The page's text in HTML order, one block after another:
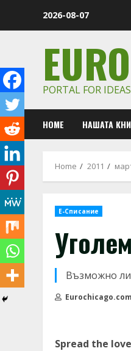
2026-08-07
PORTAL FOR
HOME НАШАТА
Home 2011
Е-Списание
Възможно ли
Eurochicago.com
Spread the love